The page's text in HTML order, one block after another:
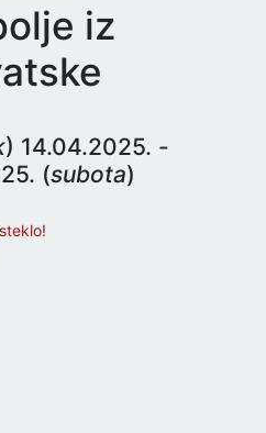
iz
) 14.04.2025. -
(subota)